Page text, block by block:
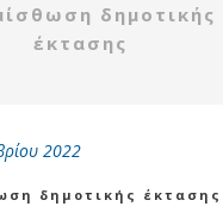
δημοτικής
έκτασης
2022
δημοτικής έκτασης